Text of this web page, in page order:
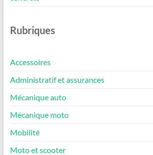
Rubriques
Accessoires
Administratif et assurances
Mécanique auto
Mécanique moto
Mobilité
Moto et scooter